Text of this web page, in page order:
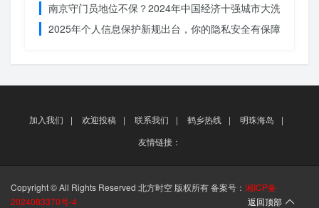
南京守门员地位不保？2024年中国经济十强城市大洗牌
2025年个人信息保护新规出台，你的隐私安全有保障了吗？
加入我们 | 欢迎投稿 | 联系我们 | 鹤乡热线 | 明珠海岛
|
友情链接：
Copyright © All Rights Reserved 北方时空 版权所有 备案号： 湘ICP备
2024083370号-4
返回顶部